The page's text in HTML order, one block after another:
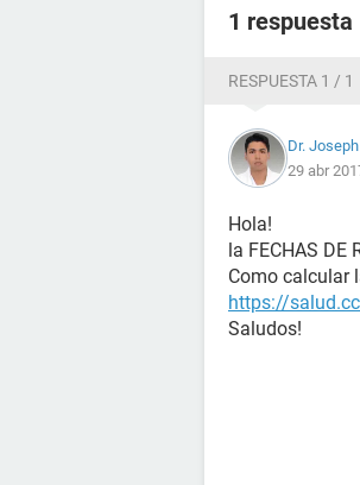
1 respuesta
RESPUESTA 1 / 1
Dr.
29 abr
Hola!
la FECHAS DE
Como calcular
https://
Saludos!